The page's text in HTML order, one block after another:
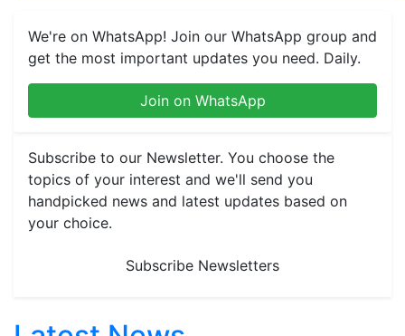
We're on WhatsApp! Join our WhatsApp group and
get the most important updates you need. Daily.
Join on WhatsApp
Subscribe to our Newsletter. You choose the
topics of your interest and we'll send you
handpicked news and latest updates based on
your choice.
Subscribe Newsletters